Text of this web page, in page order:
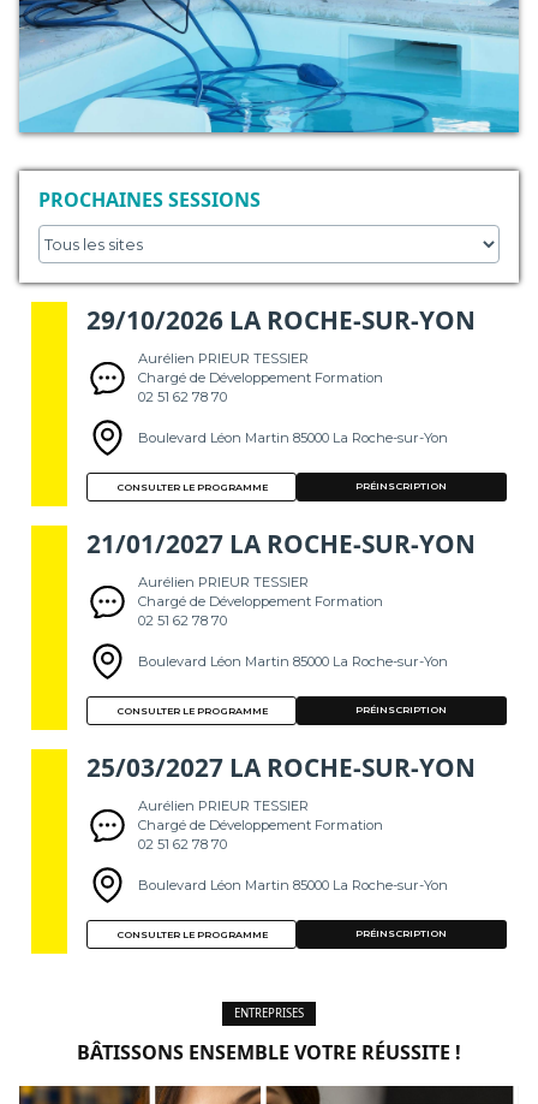
PROCHAINES SESSIONS
29/10/2026 LA ROCHE-SUR-YON
Aurélien PRIEUR TESSIER
Chargé de Développement Formation
02 51 62 78 70
Boulevard Léon Martin 85000 La Roche-sur-Yon
CONSULTER LE PROGRAMME PRÉINSCRIPTION
21/01/2027 LA ROCHE-SUR-YON
Aurélien PRIEUR TESSIER
Chargé de Développement Formation
02 51 62 78 70
Boulevard Léon Martin 85000 La Roche-sur-Yon
CONSULTER LE PROGRAMME PRÉINSCRIPTION
25/03/2027 LA ROCHE-SUR-YON
Aurélien PRIEUR TESSIER
Chargé de Développement Formation
02 51 62 78 70
Boulevard Léon Martin 85000 La Roche-sur-Yon
CONSULTER LE PROGRAMME PRÉINSCRIPTION
ENTREPRISES
BÂTISSONS ENSEMBLE VOTRE RÉUSSITE !